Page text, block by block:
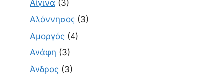
Αίγινα (3)
Αλόννησος (3)
Αμοργός (4)
Ανάφη (3)
Άνδρος (3)